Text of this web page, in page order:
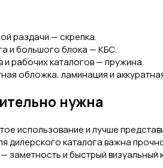
раздачи — скрепка.
и большого блока — КБС.
рабочих каталогов — пружина.
обложка, ламинация и
нужна
использование и лучше
дилерского каталога важна
заметность и быстрый визуальный